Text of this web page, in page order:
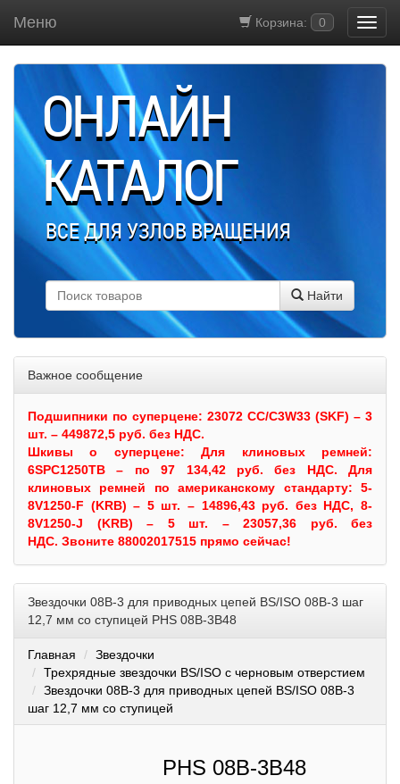
Корзина: 0
Меню
ОНЛАЙН
КАТАЛОГ
ВСЕ ДЛЯ УЗЛОВ ВРАЩЕНИЯ
Найти
Важное сообщение
Подшипники по суперцене: 23072 CC/C3W33 (SKF) – 3
шт. – 449872,5 руб. без НДС.
Шкивыо суперцене:Для клиновых ремней:
6SPC1250TB – по 97 134,42 руб. без НДС. Для
клиновых ремней по американскому стандарту: 5-
8V1250-F (KRB) – 5 шт. – 14896,43 руб. без НДС, 8-
8V1250-J (KRB) – 5 шт. – 23057,36 руб. без
НДС. Звоните 88002017515 прямо сейчас!
Звездочки 08B-3 для приводных цепей BS/ISO 08B-3 шаг
12,7 мм со ступицей PHS 08B-3B48
Главная
Звездочки
Трехрядные звездочки BS/ISO с черновым отверстием
Звездочки 08B-3 для приводных цепей BS/ISO 08B-3
шаг 12,7 мм со ступицей
PHS 08B-3B48